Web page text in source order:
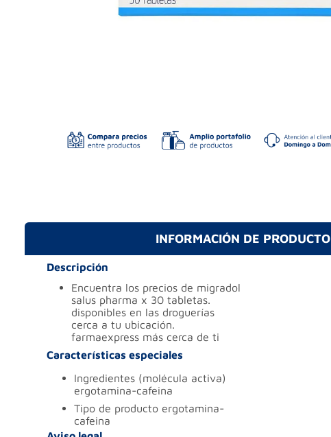
INFORMACIÓN DE PRODUCTO
Descripción
encuentra los precios de migradol
salus pharma x 30 tabletas.
disponibles en las droguerías
cerca a tu ubicación.
farmaexpress más cerca de ti
Características especiales
ingredientes (molécula activa)
ergotamina-cafeina
tipo de producto ergotamina-
cafeina